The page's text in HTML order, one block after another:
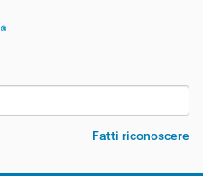
Fatti riconoscere